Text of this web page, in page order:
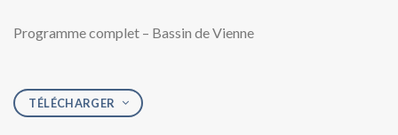
Programme complet – Bassin de Vienne
TÉLÉCHARGER